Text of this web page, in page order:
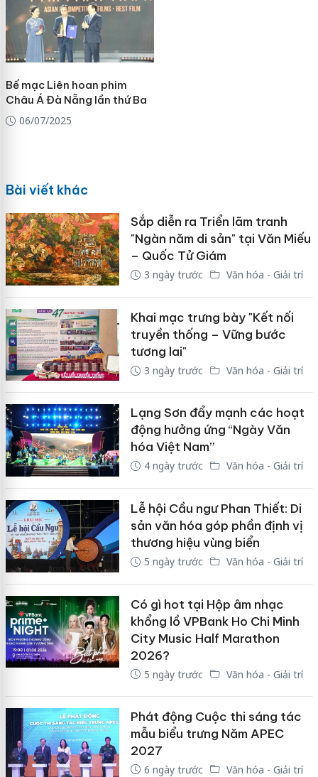
Bế mạc Liên hoan phim
Châu Á Đà Nẵng lần thứ Ba
06/07/2025
Bài viết khác
Sắp diễn ra Triển lãm tranh
"Ngàn năm di sản" tại Văn Miếu
– Quốc Tử Giám
3 ngày trước Văn hóa - Giải trí
Khai mạc trưng bày "Kết nối
truyền thống – Vững bước
tương lai"
3 ngày trước Văn hóa - Giải trí
Lạng Sơn đẩy mạnh các hoạt
động hưởng ứng “Ngày Văn
hóa Việt Nam”
4 ngày trước Văn hóa - Giải trí
Lễ hội Cầu ngư Phan Thiết: Di
sản văn hóa góp phần định vị
thương hiệu vùng biển
5 ngày trước Văn hóa - Giải trí
Có gì hot tại Hộp âm nhạc
khổng lồ VPBank Ho Chi Minh
City Music Half Marathon
2026?
5 ngày trước Văn hóa - Giải trí
Phát động Cuộc thi sáng tác
mẫu biểu trưng Năm APEC
2027
6 ngày trước Văn hóa - Giải trí